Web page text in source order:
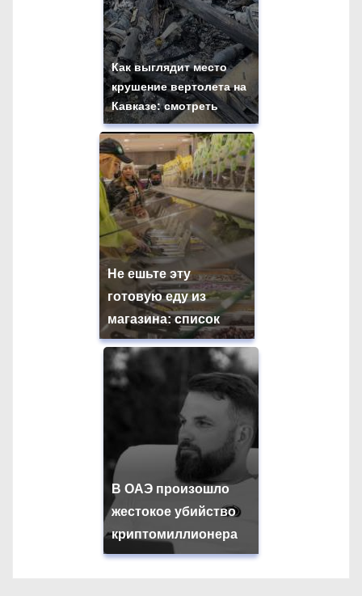
Как выглядит место
крушение вертолета на
Кавказе: смотреть
Не ешьте эту
готовую еду из
магазина: список
В ОАЭ произошло
жестокое убийство
криптомиллионера